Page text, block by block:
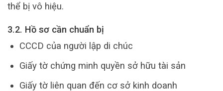
thể bị vô hiệu.
3.2. Hồ sơ cần chuẩn bị
CCCD của người lập di chúc
Giấy tờ chứng minh quyền sở hữu tài sản
Giấy tờ liên quan đến cơ sở kinh doanh